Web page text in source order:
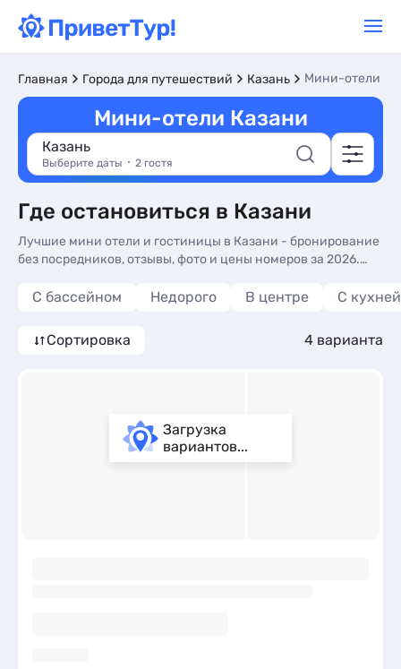
Главная Города для путешествий Казань Мини-отели
Мини-отели Казани
Казань
Выберите даты 2 гостя
Где остановиться в Казани
Лучшие мини отели и гостиницы в Казани - бронирование
без посредников, отзывы, фото и цены номеров за 2026.
от 1575 руб, номера с кухней в номере, общей кухней и
С бассейном Недорого В центре C
Сортировка 4 варианта
Загрузка
вариантов...